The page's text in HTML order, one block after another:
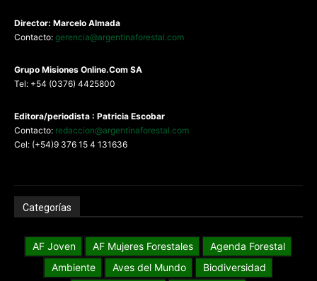
Director: Marcelo Almada
Contacto: gerencia@argentinaforestal.com
Grupo Misiones Online.Com SA
Tel: +54 (0376) 4425800
Editora/periodista : Patricia Escobar
Contacto: redaccion@argentinaforestal.com
Cel: (+54)9 376 15 4 131636
Categorías
AF Joven AF Mujeres Forestales
Agenda Forestal
Ambiente
Aves del Mundo
Biodiversidad